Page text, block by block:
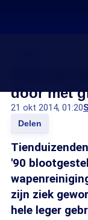
door met
21 okt 2014, 01:20
Delen
'90
zijn ziek
hele leger